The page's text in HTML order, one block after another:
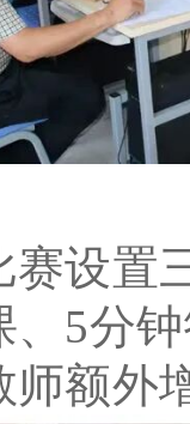
置三
、5分
师额外